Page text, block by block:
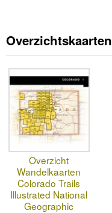
Overzichtskaarten
Overzicht
Wandelkaarten
Colorado Trails
Illustrated National
Geographic